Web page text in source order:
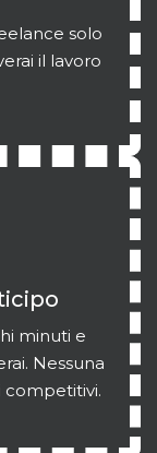
solo
il lavoro
minuti e
Nessuna
competitivi.